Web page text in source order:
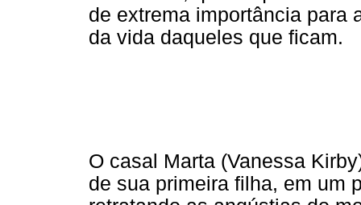
de extrema importância para
da vida daqueles que ficam.
O casal Marta (Vanessa
de sua primeira filha, em um